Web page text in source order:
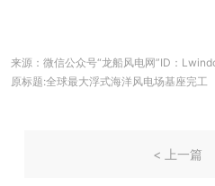
来源：微信公众号“龙船风电网”ID：
原标题:全球最大浮式海洋风电场基座完工
< 上一篇